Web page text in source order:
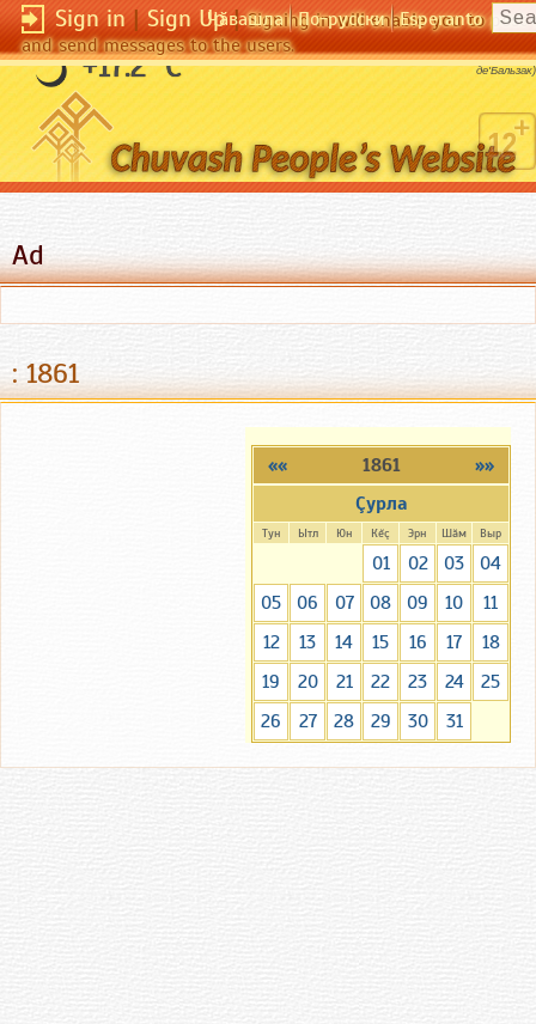
Sign in|Sign Up|Signing in will enable you to post
and send messages to the users.
Чӑвашла По-русски Esperanto
+17.2 °C Каждого влечет его страсть.(Оноре
де'Бальзак)
Ad
: 1861
»»
««
1861
Çурла
Тун Ытл Юн Кĕç Эрн Шăм Выр
01 02 03
04
05
06 07 08 09 10
11
12
13 14 15 16 17
18
19
20 21 22 23 24
25
26
27 28 29 30 31